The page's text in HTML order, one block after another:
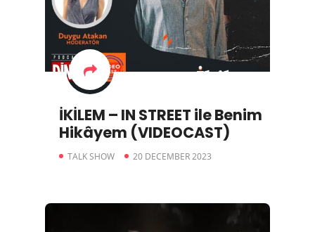
İKİLEM – IN STREET ile Benim
Hikâyem (VIDEOCAST)
TALK SHOW 20 DECEMBER 2023